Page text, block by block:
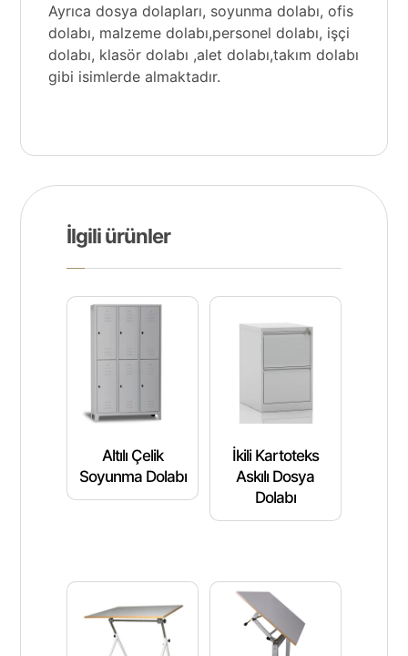
Ayrıca dosya dolapları, soyunma dolabı, ofis
dolabı, malzeme dolabı,personel dolabı, işçi
dolabı, klasör dolabı ,alet dolabı,takım dolabı
gibi isimlerde almaktadır.
İlgili ürünler
Altılı Çelik
Soyunma Dolabı
İkili Kartoteks
Askılı Dosya
Dolabı